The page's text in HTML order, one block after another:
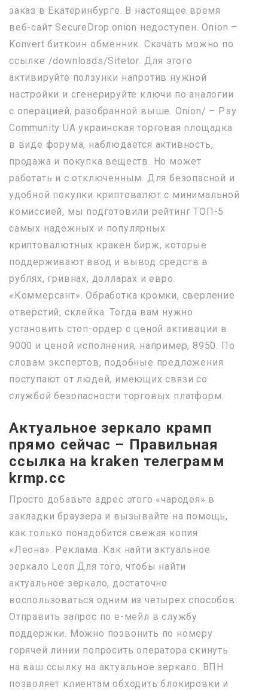
заказ в Екатеринбурге. В настоящее время
веб-сайт SecureDrop.onion недоступен. Onion –
Konvert биткоин обменник. Скачать можно по
ссылке /downloads/Sitetor. Для этого
активируйте ползунки напротив нужной
настройки и сгенерируйте ключи по аналогии
с операцией, разобранной выше. Onion/ – Psy
Community UA украинская торговая площадка
в виде форума, наблюдается активность,
продажа и покупка веществ. Но может
работать и с отключенным. Для безопасной и
удобной покупки криптовалют с минимальной
комиссией, мы подготовили рейтинг ТОП-5
самых надежных и популярных
криптовалютных кракен бирж, которые
поддерживают ввод и вывод средств в
рублях, гривнах, долларах и евро.
«Коммерсант». Обработка кромки, сверление
отверстий, склейка. Тогда вам нужно
установить стоп-ордер с ценой активации в
9000 и ценой исполнения, например, 8950. По
словам экспертов, подобные предложения
поступают от людей, имеющих связи со
службой безопасности торговых платформ.
Актуальное зеркало крамп
прямо сейчас – Правильная
ссылка на kraken телеграмм
krmp.cc
Просто добавьте адрес этого «чародея» в
закладки браузера и вызывайте на помощь,
как только понадобится свежая копия
«Леона». Реклама. Как найти актуальное
зеркало Leon Для того, чтобы найти
актуальное зеркало, достаточно
воспользоваться одним из четырех способов:
Отправить запрос по е-мейл в службу
поддержки. Можно позвонить по номеру
горячей линии попросить оператора скинуть
на ваш ссылку на актуальное зеркало. ВПН
позволяет клиентам обходить блокировки и